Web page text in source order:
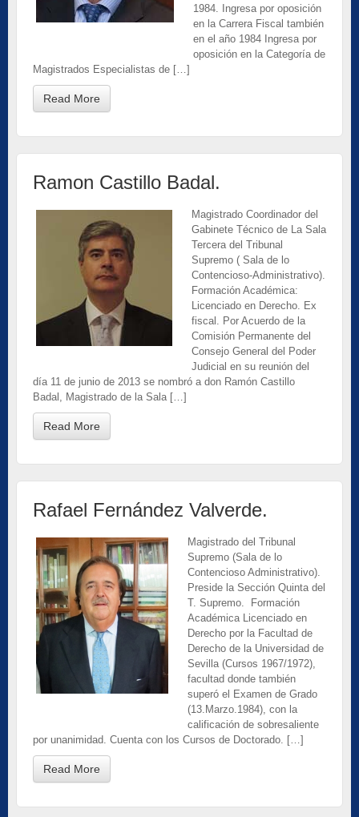
1984. Ingresa por oposición
en la Carrera Fiscal también
en el año 1984 Ingresa por
oposición en la Categoría de
Magistrados Especialistas de […]
Read More
Ramon Castillo Badal.
Magistrado Coordinador del
Gabinete Técnico de La Sala
Tercera del Tribunal
Supremo ( Sala de lo
Contencioso-Administrativo).
Formación Académica:
Licenciado en Derecho. Ex
fiscal. Por Acuerdo de la
Comisión Permanente del
Consejo General del Poder
Judicial en su reunión del
día 11 de junio de 2013 se nombró a don Ramón Castillo
Badal, Magistrado de la Sala […]
Read More
Rafael Fernández Valverde.
Magistrado del Tribunal
Supremo (Sala de lo
Contencioso Administrativo).
Preside la Sección Quinta del
T. Supremo. Formación
Académica Licenciado en
Derecho por la Facultad de
Derecho de la Universidad de
Sevilla (Cursos 1967/1972),
facultad donde también
superó el Examen de Grado
(13.Marzo.1984), con la
calificación de sobresaliente
por unanimidad. Cuenta con los Cursos de Doctorado. […]
Read More